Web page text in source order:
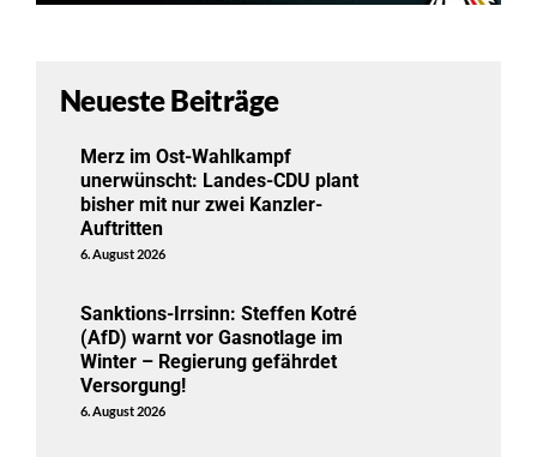
Neueste Beiträge
Merz im Ost-Wahlkampf
unerwünscht: Landes-CDU plant
bisher mit nur zwei Kanzler-
Auftritten
6. August 2026
Sanktions-Irrsinn: Steffen Kotré
(AfD) warnt vor Gasnotlage im
Winter – Regierung gefährdet
Versorgung!
6. August 2026